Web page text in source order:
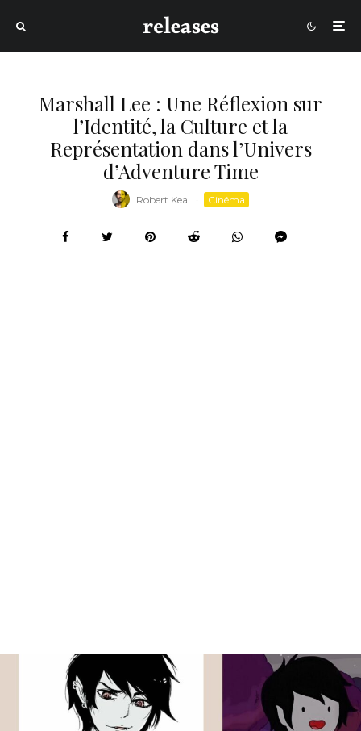
Marshall Lee : Une Réflexion sur
l’Identité, la Culture et la
Représentation dans l’Univers
d’Adventure Time
Robert Keal · Cinéma